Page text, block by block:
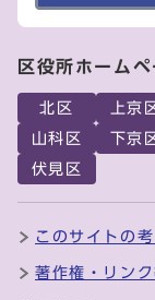
区役所ホームペ
北区 上京
山科区
下京
伏見区
このサイトの
著作権・リン